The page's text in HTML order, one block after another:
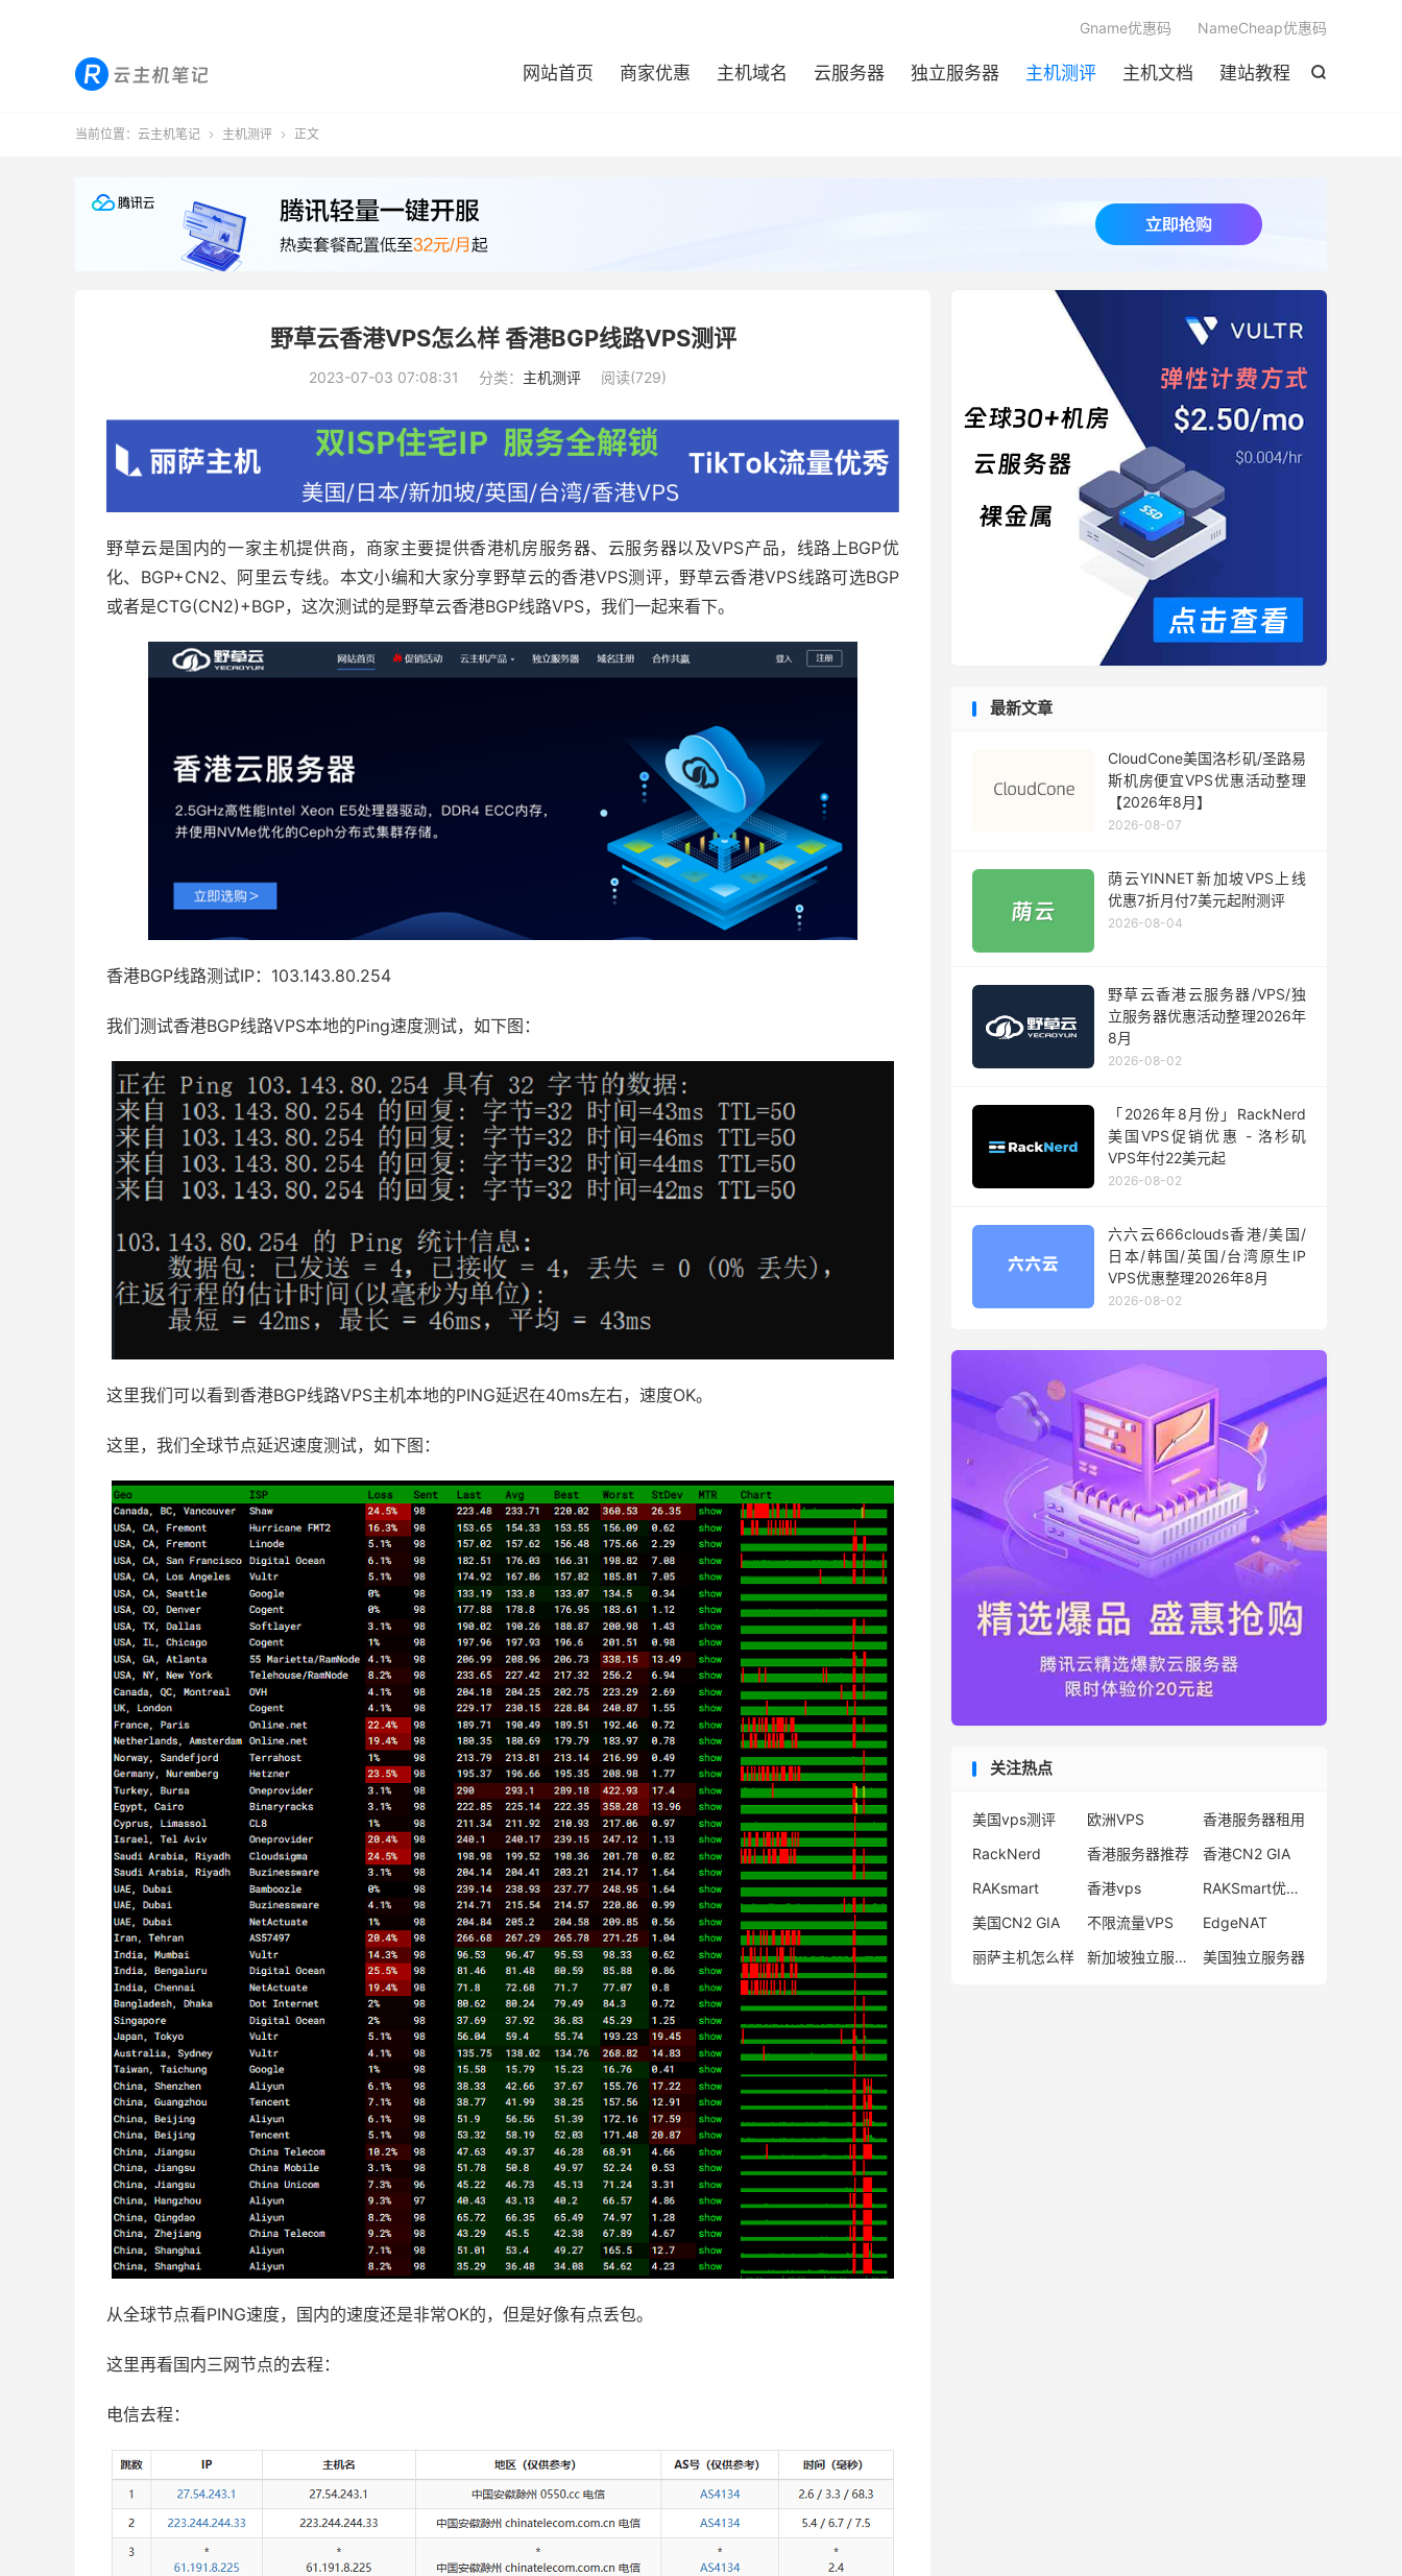

网站首页 商家优惠 主机域名 云服务器 独立服务器 主机测评 主机文档 建站教程
Gname优惠码 NameCheap优惠码
当前位置： 云主机笔记  主机测评  正文
野草云香港VPS怎么样 香港BGP线路VPS测评
2023-07-03 07:08:31 分类： 主机测评 阅读(729)
野草云是国内的一家主机提供商，商家主要提供香港机房服务器、云服务器以及VPS产品，线路上BGP优
化、BGP+CN2、阿里云专线。本文小编和大家分享野草云的香港VPS测评，野草云香港VPS线路可选BGP
或者是CTG(CN2)+BGP，这次测试的是野草云香港BGP线路VPS，我们一起来看下。
香港BGP线路测试IP：103.143.80.254
我们测试香港BGP线路VPS本地的Ping速度测试，如下图：
这里我们可以看到香港BGP线路VPS主机本地的PING延迟在40ms左右，速度OK。
这里，我们全球节点延迟速度测试，如下图：
从全球节点看PING速度，国内的速度还是非常OK的，但是好像有点丢包。
这里再看国内三网节点的去程：
电信去程：
最新文章
CloudCone美国洛杉矶/圣路易
斯机房便宜VPS优惠活动整理
【2026年8月】
2026-08-07
荫云YINNET新加坡VPS上线
优惠7折月付7美元起附测评
2026-08-04
野草云香港云服务器/VPS/独
立服务器优惠活动整理2026年
8月
2026-08-02
「2026年8月份」RackNerd
美国VPS促销优惠 - 洛杉矶
VPS年付22美元起
2026-08-02
六六云666clouds香港/美国/
日本/韩国/英国/台湾原生IP
VPS优惠整理2026年8月
2026-08-02
关注热点
美国vps测评 欧洲VPS
香港服务器租用
RackNerd
香港服务器推荐
香港CN2 GIA
RAKsmart
香港vps
RAKSmart优惠码
美国CN2 GIA
不限流量VPS
EdgeNAT
丽萨主机怎么样
新加坡独立服务器 美国独立服务器